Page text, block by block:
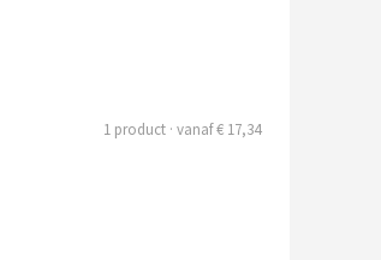
1 product · vanaf € 17,34